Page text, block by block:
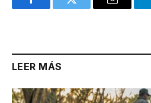
FacebookTwitter Email
LEER MÁS